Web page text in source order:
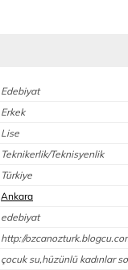
Edebiyat
Erkek
Lise
Teknikerlik/Teknisyenlik
Türkiye
Ankara
edebiyat
http://
çocuk su,hüzünlü kadınlar